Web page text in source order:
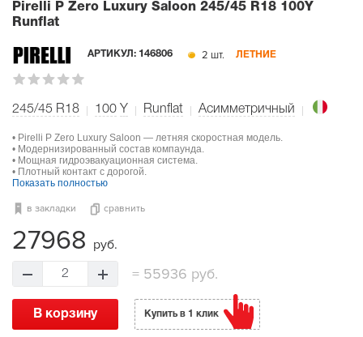
Pirelli P Zero Luxury Saloon 245/45 R18 100Y
Runflat
АРТИКУЛ: 146806 2 шт. ЛЕТНИЕ
245/45 R18 100 Y Runflat Асимметричный
• Pirelli P Zero Luxury Saloon — летняя скоростная модель.
• Модернизированный состав компаунда.
• Мощная гидроэвакуационная система.
• Плотный контакт с дорогой.
Показать полностью
в закладки сравнить
27968 руб.
2 =55936 руб.
В корзину Купить в 1 клик